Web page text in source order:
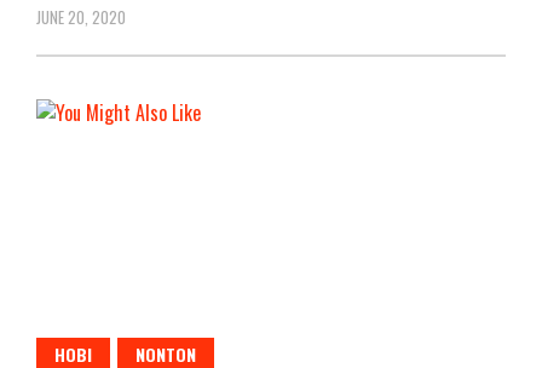
JUNE 20, 2020
HOBI NONTON